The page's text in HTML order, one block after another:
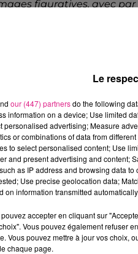
figuratives, avec
de Goerges de la
aussi
", explique
par semaine , du
Le
our (447) partnersdo the following
information on a device; Use limited
personalised advertising; Measure
or combinations of data from
to select personalised content; Use
and present advertising and content;
as IP address and browsing data
Use precise geolocation data;
on information transmitted automatically.
accepter en cliquant sur
Vous pouvez également refuser
Vous pouvez mettre à jour vos choix,
chaque page.